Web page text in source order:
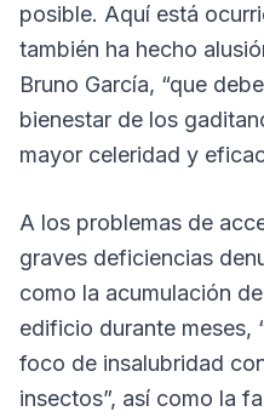
posible. Aquí está
también ha hecho
Bruno García, “que
bienestar de los
mayor celeridad y
A los problemas de
graves deficiencias
como la acumulación
edificio durante meses,
foco de insalubridad
insectos”, así como la